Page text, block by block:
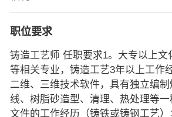
职位要求
铸造工艺师 任职要求1。大专以上文
等相关专业，铸造工艺3年以上工作
二维、三维技术软件，具有独立编
线、树脂砂造型、清理、热处理等
文件的工作经历（铸铁或铸钢工艺）